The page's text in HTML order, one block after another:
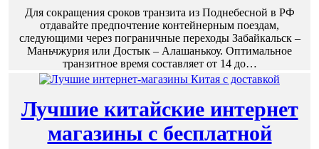
Для сокращения сроков транзита из Поднебесной в РФ
отдавайте предпочтение контейнерным поездам,
следующими через пограничные переходы Забайкальск –
Маньчжурия или Достык – Алашанькоу. Оптимальное
транзитное время составляет от 14 до…
Лучшие китайские интернет
магазины с бесплатной